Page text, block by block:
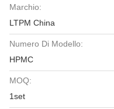
Marchio:
LTPM China
Numero Di Modello:
HPMC
MOQ:
1set